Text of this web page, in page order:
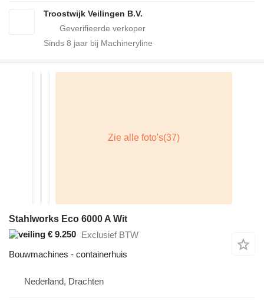
Troostwijk Veilingen B.V.
Sinds 8 jaar bij Machineryline
Stahlworks Eco 6000 A Wit
€ 9.250 Exclusief BTW
Bouwmachines - containerhuis
Nederland, Drachten